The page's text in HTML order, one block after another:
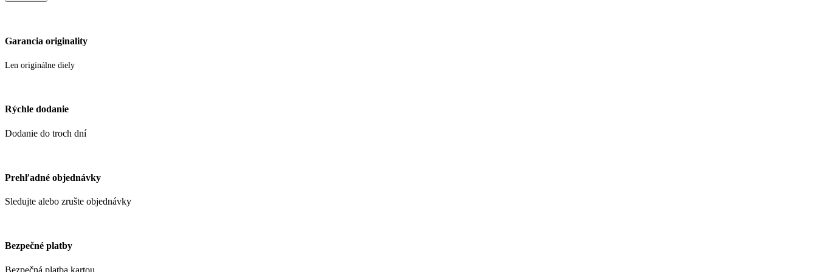
Garancia originality
Len originálne diely
Rýchle dodanie
Dodanie do troch dní
Prehľadné objednávky
Sledujte alebo zrušte objednávky
Bezpečné platby
Bezpečná platba kartou